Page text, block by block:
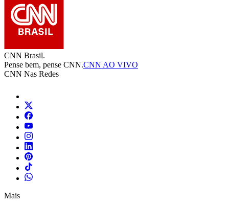
CNN Brasil.
Pense bem, pense CNN.CNN AO VIVO
CNN Nas Redes
Mais